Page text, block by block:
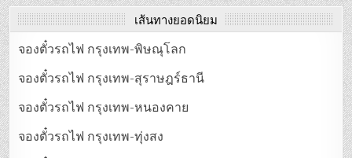
เส้นทางยอดนิยม
จองตั๋วรถไฟ กรุงเทพ-พิษณุโลก
จองตั๋วรถไฟ กรุงเทพ-สุราษฎร์ธานี
จองตั๋วรถไฟ กรุงเทพ-หนองคาย
จองตั๋วรถไฟ กรุงเทพ-ทุ่งสง